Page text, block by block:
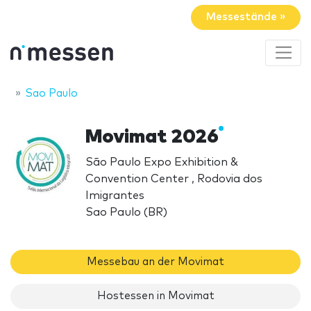
Messestände »
Sao Paulo
Movimat 2026
São Paulo Expo Exhibition &
Convention Center , Rodovia dos
Imigrantes
Sao Paulo (BR)
Messebau an der Movimat
Hostessen in Movimat